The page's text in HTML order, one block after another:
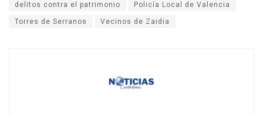
delitos contra el patrimonio Policía Local de Valencia
Torres de Serranos Vecinos de Zaidia